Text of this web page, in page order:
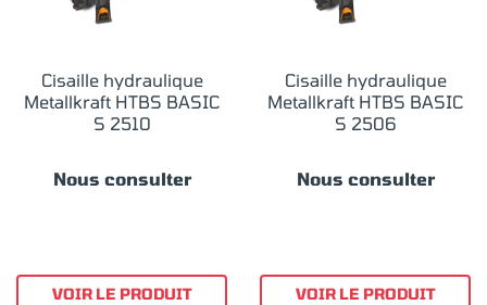
Cisaille hydraulique
Metallkraft HTBS BASIC
S 2510
Nous consulter
VOIR LE PRODUIT
Cisaille hydraulique
Metallkraft HTBS BASIC
S 2506
Nous consulter
VOIR LE PRODUIT